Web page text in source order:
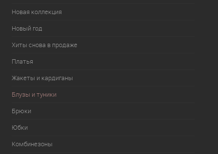
Новая коллекция
Новый год
Хиты снова в продаже
Платья
Жакеты и кардиганы
Блузы и туники
Брюки
Юбки
Комбинезоны